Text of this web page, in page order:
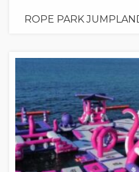
ROPE PARK